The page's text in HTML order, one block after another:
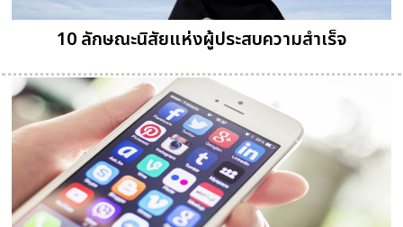
10 ลักษณะนิสัยแห่งผู้ประสบความสำเร็จ